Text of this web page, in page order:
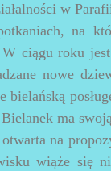
w
na
ciągu roku
nowe
ma
na
wiąże